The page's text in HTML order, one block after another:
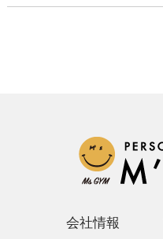
会社情報